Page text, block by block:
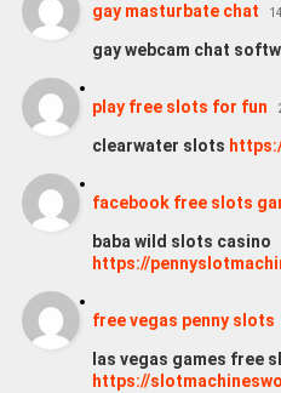
gay masturbate chat
gay webcam chat
play free slots for fun
clearwater slots
facebook free slots
baba wild slots casino
https://
free vegas penny slots
las vegas games free
https://